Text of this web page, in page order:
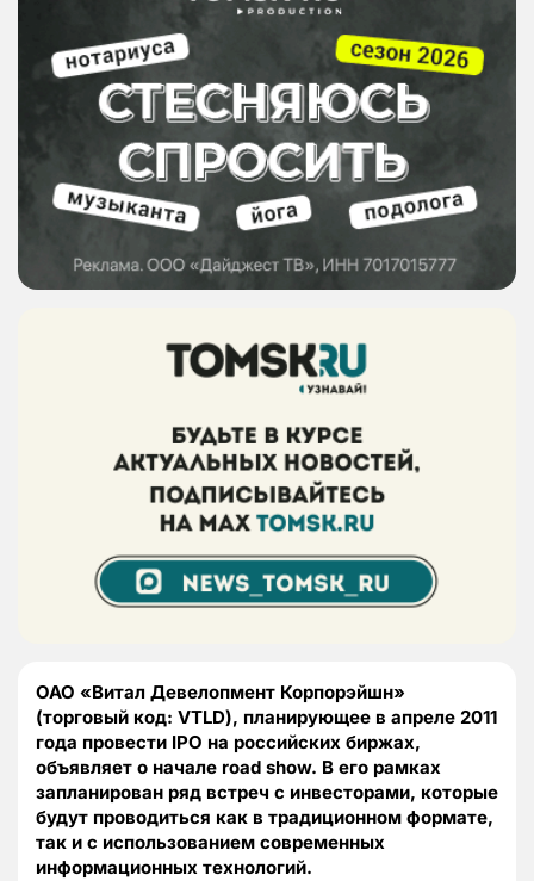
ОАО «Витал Девелопмент Корпорэйшн»
(торговый код: VTLD), планирующее в апреле 2011
года провести IPO на российских биржах,
объявляет о начале road show. В его рамках
запланирован ряд встреч с инвесторами, которые
будут проводиться как в традиционном формате,
так и с использованием современных
информационных технологий.